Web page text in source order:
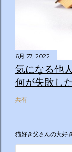
6月 27, 2022
気になる他
何が失敗し
共有
猫好き父さんの大好